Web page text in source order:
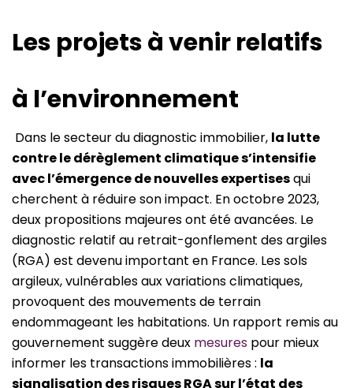
Les projets à venir relatifs
à l’environnement
Dans le secteur du diagnostic immobilier, la lutte
contre le dérèglement climatique s’intensifie
avec l’émergence de nouvelles expertisesqui
cherchent à réduire son impact. En octobre 2023,
deux propositions majeures ont été avancées. Le
diagnostic relatif au retrait-gonflement des argiles
(RGA) est devenu important en France. Les sols
argileux, vulnérables aux variations climatiques,
provoquent des mouvements de terrain
endommageant les habitations. Un rapport remis au
gouvernement suggère deux mesures pour mieux
informer les transactions immobilières : la
signalisation des risques RGA sur l’état des